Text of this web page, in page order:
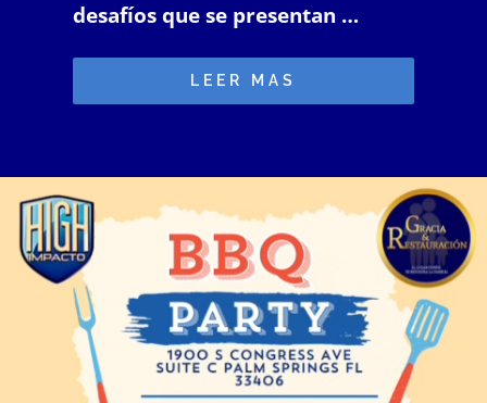
desafíos que se presentan …
LEER MAS